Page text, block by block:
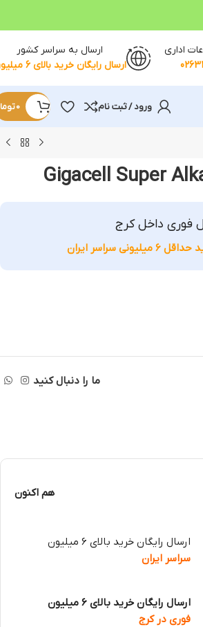
اداری
ارسال به سراسر کشور
ارسال رایگان خرید بالای 6 میلیون
ورود / ثبت نام 0
فوری داخل کرج
سراسر ایران
ما را دنبال کنید
هم اکنون
ارسال رایگان خرید بالای 6 میلیون
سراسر ایران
ارسال رایگان خرید بالای 6 میلیون
فوری در کرج